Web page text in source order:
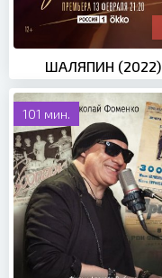
ШАЛЯПИН (2022)
101 мин.